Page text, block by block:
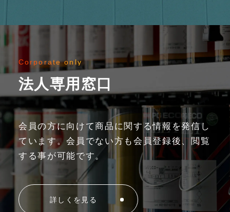
Corporate only
法人専用窓口
会員の方に向けて商品に関する情報を発信し
ています。会員でない方も会員登録後、閲覧
する事が可能です。
詳しくを見る